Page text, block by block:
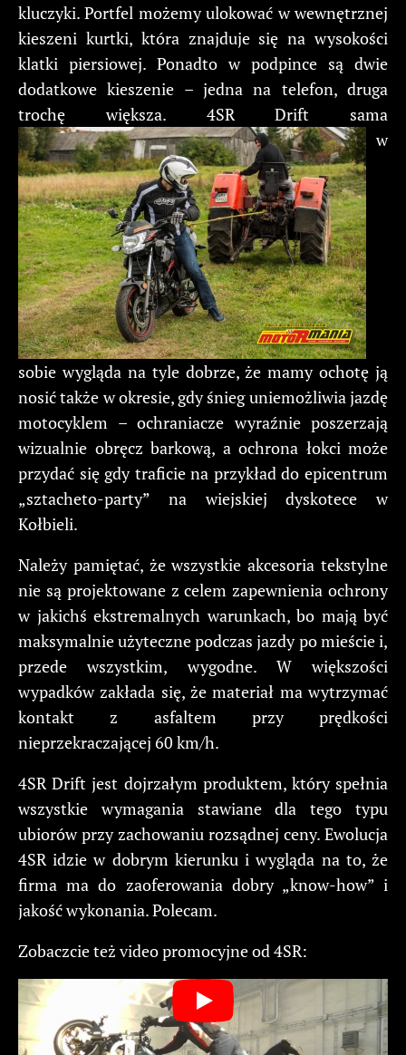
kluczyki. Portfel możemy ulokować w wewnętrznej
kieszeni kurtki, która znajduje się na wysokości
klatki piersiowej. Ponadto w podpince są dwie
dodatkowe kieszenie – jedna na telefon, druga
trochę większa. 4SR Drift sama
w
sobie wygląda na tyle dobrze, że mamy ochotę ją
nosić także w okresie, gdy śnieg uniemożliwia jazdę
motocyklem – ochraniacze wyraźnie poszerzają
wizualnie obręcz barkową, a ochrona łokci może
przydać się gdy traficie na przykład do epicentrum
„sztacheto-party” na wiejskiej dyskotece w
Kołbieli.
Należy pamiętać, że wszystkie akcesoria tekstylne
nie są projektowane z celem zapewnienia ochrony
w jakichś ekstremalnych warunkach, bo mają być
maksymalnie użyteczne podczas jazdy po mieście i,
przede wszystkim, wygodne. W większości
wypadków zakłada się, że materiał ma wytrzymać
kontakt z asfaltem przy prędkości
nieprzekraczającej 60 km/h.
4SR Drift jest dojrzałym produktem, który spełnia
wszystkie wymagania stawiane dla tego typu
ubiorów przy zachowaniu rozsądnej ceny. Ewolucja
4SR idzie w dobrym kierunku i wygląda na to, że
firma ma do zaoferowania dobry „know-how” i
jakość wykonania. Polecam.
Zobaczcie też video promocyjne od 4SR: